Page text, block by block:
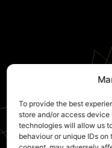
To provide the best
store and/or access
technologies will allow us
behaviour or unique IDs